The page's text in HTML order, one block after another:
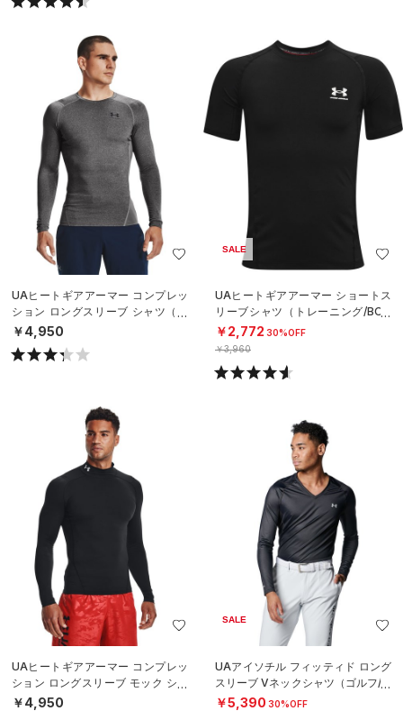
UAヒートギアアーマー コンプレッ
ション ロングスリーブ シャツ（ト
レーニング/MEN）
￥4,950
SALE
UAヒートギアアーマー ショートス
リーブシャツ（トレーニング/BOY
S）
￥2,772 30%OFF
￥3,960
UAヒートギアアーマー コンプレッ
ション ロングスリーブ モック シャ
ツ（トレーニング/MEN）
￥4,950
SALE
UAアイソチル フィッティド ロング
スリーブ Vネックシャツ（ゴルフ/M
EN）
￥5,390 30%OFF